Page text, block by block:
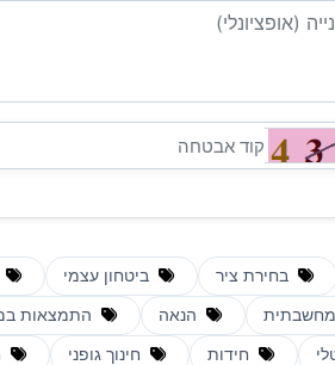
בחירת ציר ביטחון עצמי
הנאה התמצאות
חידות חינוך גופני